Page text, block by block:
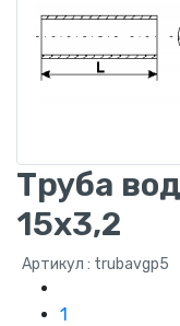
Труба
15x3,2
Артикул : trubavgp5
1